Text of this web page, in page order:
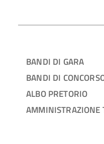
BANDI DI GARA
BANDI DI
ALBO PRETORIO
AMMINISTRAZIONE